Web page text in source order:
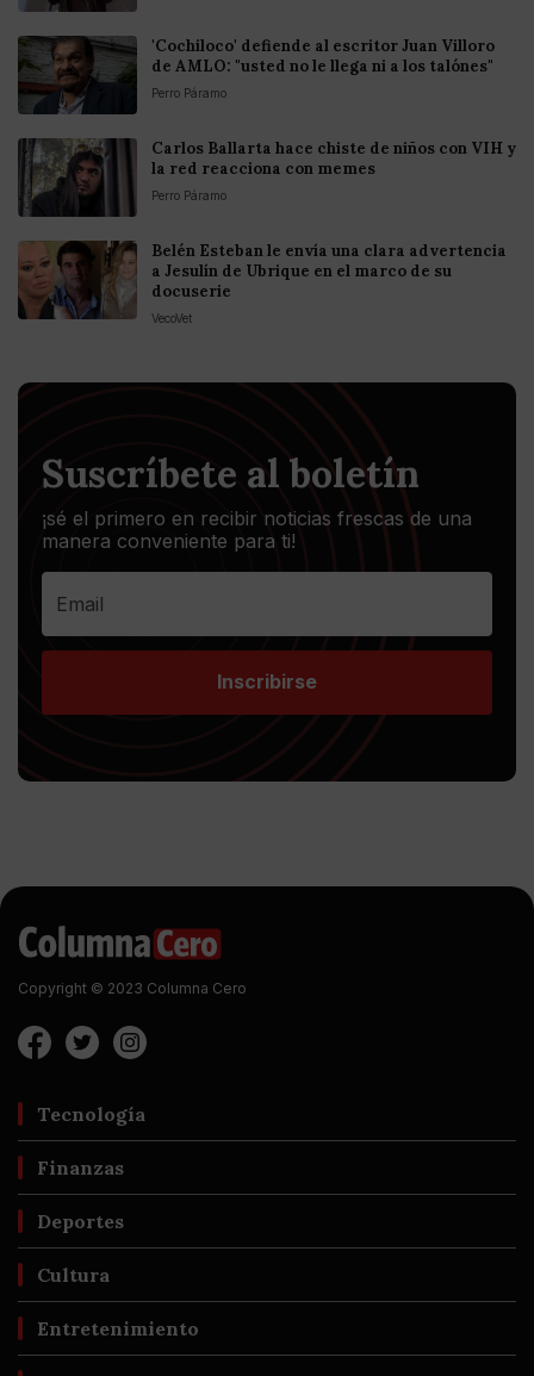
'Cochiloco' defiende al escritor Juan Villoro
de AMLO: "usted no le llega ni a los talónes"
Perro Páramo
Carlos Ballarta hace chiste de niños con VIH y
la red reacciona con memes
Perro Páramo
Belén Esteban le envía una clara advertencia
a Jesulín de Ubrique en el marco de su
docuserie
VecoVet
Suscríbete al boletín
¡sé el primero en recibir noticias frescas de una
manera conveniente para ti!
Inscribirse
Copyright © 2023 Columna Cero
Tecnología
Finanzas
Deportes
Cultura
Entretenimiento